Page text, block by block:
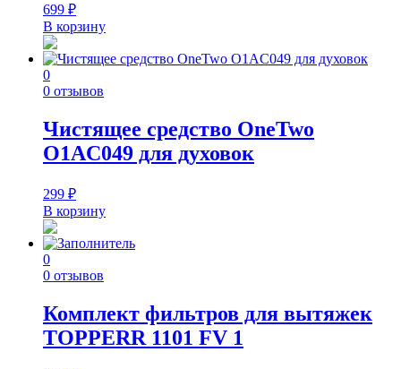
699 ₽
В корзину
0
0 отзывов
Чистящее средство OneTwo
O1AC049 для духовок
299 ₽
В корзину
0
0 отзывов
Комплект фильтров для вытяжек
TOPPERR 1101 FV 1